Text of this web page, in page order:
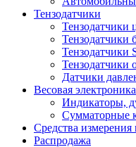
Тензодатчики
Тензодатчики
Тензодатчики
Тензодатчики
Тензодатчики
Датчики
Весовая электроника
Индикаторы,
Сумматорные
Средства измерения
Распродажа